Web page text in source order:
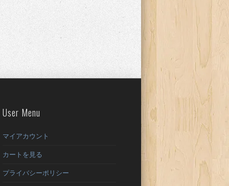
User Menu
マイアカウント
カートを見る
プライバシーポリシー